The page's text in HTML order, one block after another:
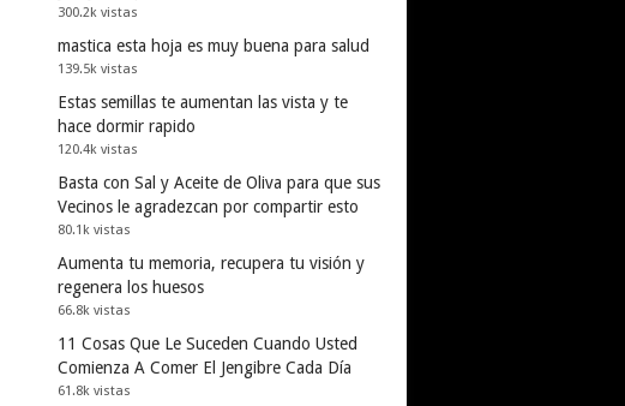
300.2k vistas
mastica esta hoja es muy buena para salud
139.5k vistas
Estas semillas te aumentan las vista y te
hace dormir rapido
120.4k vistas
Basta con Sal y Aceite de Oliva para que sus
Vecinos le agradezcan por compartir esto
80.1k vistas
Aumenta tu memoria, recupera tu visión y
regenera los huesos
66.8k vistas
11 Cosas Que Le Suceden Cuando Usted
Comienza A Comer El Jengibre Cada Día
61.8k vistas